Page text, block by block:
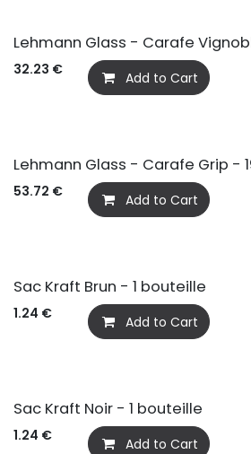
Lehmann Glass - Carafe
32.23 € Add to Cart
Lehmann Glass - Carafe Grip -
53.72 € Add to Cart
Sac Kraft Brun - 1 bouteille
1.24 € Add to Cart
Sac Kraft Noir - 1 bouteille
1.24 € Add to Cart